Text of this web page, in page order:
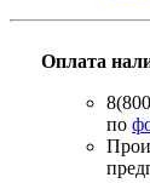
Оплата
по